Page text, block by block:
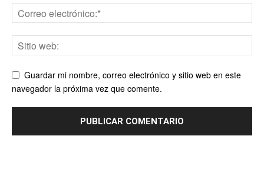
Guardar mi nombre, correo electrónico y sitio web en este
navegador la próxima vez que comente.